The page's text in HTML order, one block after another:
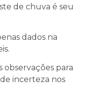
de chuva é seu
dados na
observações para
incerteza nos